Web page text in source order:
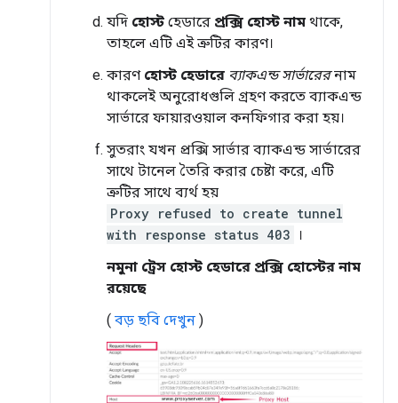
যদি হোস্ট হেডারে প্রক্সি হোস্ট নাম থাকে,
তাহলে এটি এই ত্রুটির কারণ।
কারণ হোস্ট হেডারে ব্যাকএন্ড সার্ভারেরনাম
থাকলেই অনুরোধগুলি গ্রহণ করতে ব্যাকএন্ড
সার্ভারে ফায়ারওয়াল কনফিগার করা হয়।
সুতরাং যখন প্রক্সি সার্ভার ব্যাকএন্ড সার্ভারের
সাথে টানেল তৈরি করার চেষ্টা করে, এটি
ত্রুটির সাথে ব্যর্থ হয়
Proxy refused to create tunnel
with response status 403
।
নমুনা ট্রেস হোস্ট হেডারে প্রক্সি হোস্টের নাম
রয়েছে
( বড় ছবি দেখুন )